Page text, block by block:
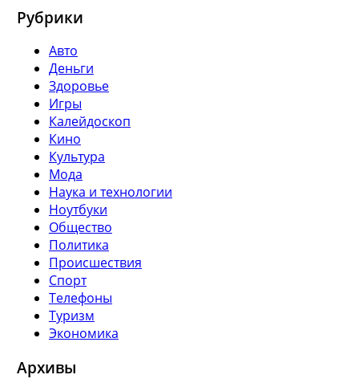
Рубрики
Авто
Деньги
Здоровье
Игры
Калейдоскоп
Кино
Культура
Мода
Наука и технологии
Ноутбуки
Общество
Политика
Происшествия
Спорт
Телефоны
Туризм
Экономика
Архивы